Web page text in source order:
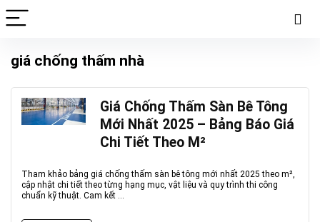
giá chống thấm nhà
Giá Chống Thấm Sàn Bê Tông
Mới Nhất 2025 – Bảng Báo Giá
Chi Tiết Theo M²
Tham khảo bảng giá chống thấm sàn bê tông mới nhất 2025 theo m²,
cập nhật chi tiết theo từng hạng mục, vật liệu và quy trình thi công
chuẩn kỹ thuật. Cam kết ...